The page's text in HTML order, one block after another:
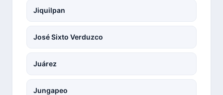
Jiquilpan
José Sixto Verduzco
Juárez
Jungapeo